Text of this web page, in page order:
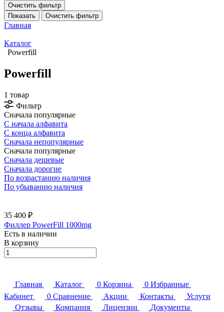
Очистить фильтр
Показать
Очистить фильтр
Главная
Каталог
Powerfill
Powerfill
1 товар
Фильтр
Сначала популярные
С начала алфавита
С конца алфавита
Сначала непопулярные
Сначала популярные
Сначала дешевые
Сначала дорогие
По возрастанию наличия
По убыванию наличия
35 400 ₽
Филлер PowerFill 1000mg
Есть в наличии
В корзину
Главная Каталог 0 Корзина 0 Избранные
Кабинет
0 Сравнение Акции Контакты
Услуги
Отзывы
Компания Лицензии
Документы